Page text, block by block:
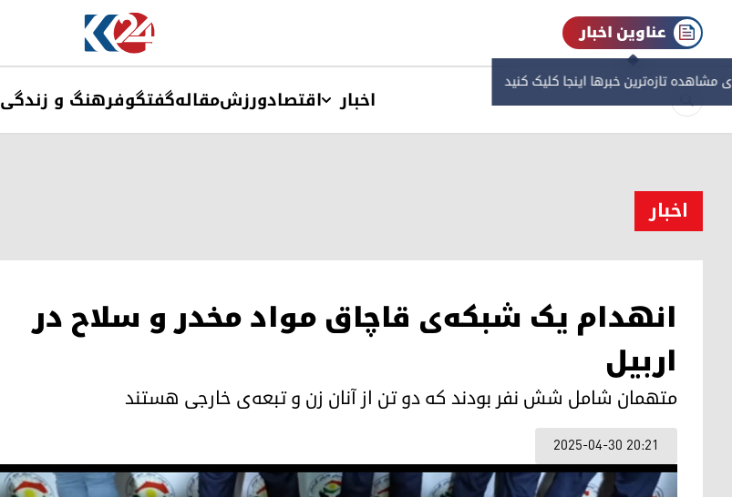
عناوین اخبار
مشاهده‌ تازه‌ترین خبرها اینجا کلیک کنید
اخبار اقتصادورزشمقالهگفتگوفرهنگ و زندگی
اخبار
انهدام یک شبکه‌ی قاچاق مواد مخدر و سلاح در
اربیل
متهمان شامل شش نفر بودند که دو تن از آنان زن و تبعه‌ی خارجی هستند
2025-04-30 20:21